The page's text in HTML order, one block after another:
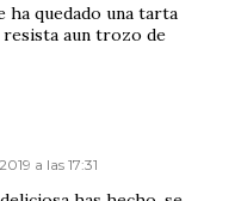
ha quedado una tarta
resista aun trozo de
a las 17:31